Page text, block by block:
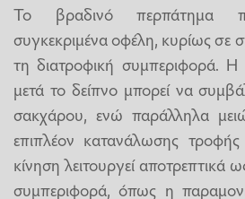
Το βραδινό περπάτημα
συγκεκριμένα οφέλη, κυρίως σε
τη διατροφική συμπεριφορά. Η
μετά το δείπνο μπορεί να
σακχάρου, ενώ παράλληλα
επιπλέον κατανάλωσης
κίνηση λειτουργεί αποτρεπτικά
συμπεριφορά, όπως η